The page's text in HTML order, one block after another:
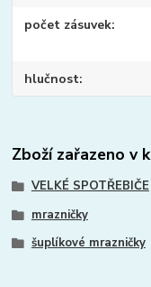
počet zásuvek
hlučnost
Zboží zařazeno v
VELKÉ SPOTŘEBIČE
mrazničky
šuplíkové mrazničky